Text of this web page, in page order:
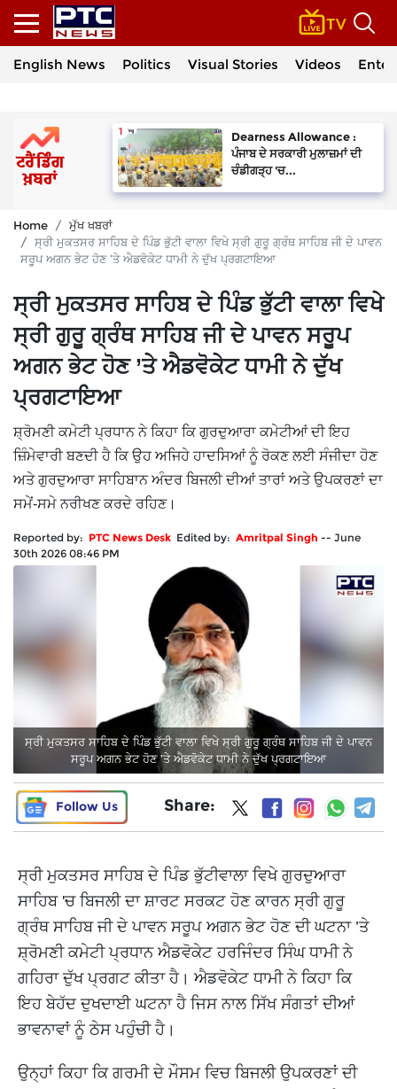
English News Politics Visual Stories Videos
Dearness Allowance :
ਪੰਜਾਬ ਦੇ ਸਰਕਾਰੀ ਮੁਲਾਜ਼ਮਾਂ ਦੀ
ਚੰਡੀਗੜ੍ਹ 'ਚ...
Home
ਮੁੱਖ ਖਬਰਾਂ
ਸ੍ਰੀ ਮੁਕਤਸਰ ਸਾਹਿਬ ਦੇ ਪਿੰਡ ਭੁੱਟੀ ਵਾਲਾ ਵਿਖੇ ਸ੍ਰੀ ਗੁਰੂ ਗ੍ਰੰਥ ਸਾਹਿਬ ਜੀ ਦੇ ਪਾਵਨ
ਸਰੂਪ ਅਗਨ ਭੇਟ ਹੋਣ ’ਤੇ ਐਡਵੋਕੇਟ ਧਾਮੀ ਨੇ ਦੁੱਖ ਪ੍ਰਗਟਾਇਆ
ਸ੍ਰੀ ਮੁਕਤਸਰ ਸਾਹਿਬ ਦੇ ਪਿੰਡ ਭੁੱਟੀ ਵਾਲਾ ਵਿਖੇ
ਸ੍ਰੀ ਗੁਰੂ ਗ੍ਰੰਥ ਸਾਹਿਬ ਜੀ ਦੇ ਪਾਵਨ ਸਰੂਪ
ਅਗਨ ਭੇਟ ਹੋਣ ’ਤੇ ਐਡਵੋਕੇਟ ਧਾਮੀ ਨੇ ਦੁੱਖ
ਪ੍ਰਗਟਾਇਆ
ਸ਼੍ਰੋਮਣੀ ਕਮੇਟੀ ਪ੍ਰਧਾਨ ਨੇ ਕਿਹਾ ਕਿ ਗੁਰਦੁਆਰਾ ਕਮੇਟੀਆਂ ਦੀ ਇਹ
ਜ਼ਿੰਮੇਵਾਰੀ ਬਣਦੀ ਹੈ ਕਿ ਉਹ ਅਜਿਹੇ ਹਾਦਸਿਆਂ ਨੂੰ ਰੋਕਣ ਲਈ ਸੰਜੀਦਾ ਹੋਣ
ਅਤੇ ਗੁਰਦੁਆਰਾ ਸਾਹਿਬਾਨ ਅੰਦਰ ਬਿਜਲੀ ਦੀਆਂ ਤਾਰਾਂ ਅਤੇ ਉਪਕਰਣਾਂ ਦਾ
ਸਮੇਂ-ਸਮੇ ਨਰੀਖਣ ਕਰਦੇ ਰਹਿਣ।
Reported by: PTC News Desk Edited by: Amritpal Singh -- June
30th 2026 08:46 PM
ਸ੍ਰੀ ਮੁਕਤਸਰ ਸਾਹਿਬ ਦੇ ਪਿੰਡ ਭੁੱਟੀ ਵਾਲਾ ਵਿਖੇ ਸ੍ਰੀ ਗੁਰੂ ਗ੍ਰੰਥ ਸਾਹਿਬ ਜੀ ਦੇ ਪਾਵਨ
ਸਰੂਪ ਅਗਨ ਭੇਟ ਹੋਣ ’ਤੇ ਐਡਵੋਕੇਟ ਧਾਮੀ ਨੇ ਦੁੱਖ ਪ੍ਰਗਟਾਇਆ
Follow Us Share:
ਸ੍ਰੀ ਮੁਕਤਸਰ ਸਾਹਿਬ ਦੇ ਪਿੰਡ ਭੁੱਟੀਵਾਲਾ ਵਿਖੇ ਗੁਰਦੁਆਰਾ
ਸਾਹਿਬ 'ਚ ਬਿਜਲੀ ਦਾ ਸ਼ਾਰਟ ਸਰਕਟ ਹੋਣ ਕਾਰਨ ਸ੍ਰੀ ਗੁਰੂ
ਗ੍ਰੰਥ ਸਾਹਿਬ ਜੀ ਦੇ ਪਾਵਨ ਸਰੂਪ ਅਗਨ ਭੇਟ ਹੋਣ ਦੀ ਘਟਨਾ ’ਤੇ
ਸ਼੍ਰੋਮਣੀ ਕਮੇਟੀ ਪ੍ਰਧਾਨ ਐਡਵੋਕੇਟ ਹਰਜਿੰਦਰ ਸਿੰਘ ਧਾਮੀ ਨੇ
ਗਹਿਰਾ ਦੁੱਖ ਪ੍ਰਗਟ ਕੀਤਾ ਹੈ। ਐਡਵੋਕੇਟ ਧਾਮੀ ਨੇ ਕਿਹਾ ਕਿ
ਇਹ ਬੇਹੱਦ ਦੁਖਦਾਈ ਘਟਨਾ ਹੈ ਜਿਸ ਨਾਲ ਸਿੱਖ ਸੰਗਤਾਂ ਦੀਆਂ
ਭਾਵਨਾਵਾਂ ਨੂੰ ਠੇਸ ਪਹੁੰਚੀ ਹੈ।
ਉਨ੍ਹਾਂ ਕਿਹਾ ਕਿ ਗਰਮੀ ਦੇ ਮੌਸਮ ਵਿਚ ਬਿਜਲੀ ਉਪਕਰਣਾਂ ਦੀ